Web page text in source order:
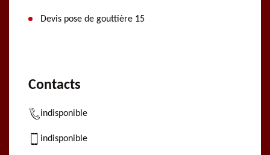
Devis pose de gouttière 15
Contacts
indisponible
indisponible